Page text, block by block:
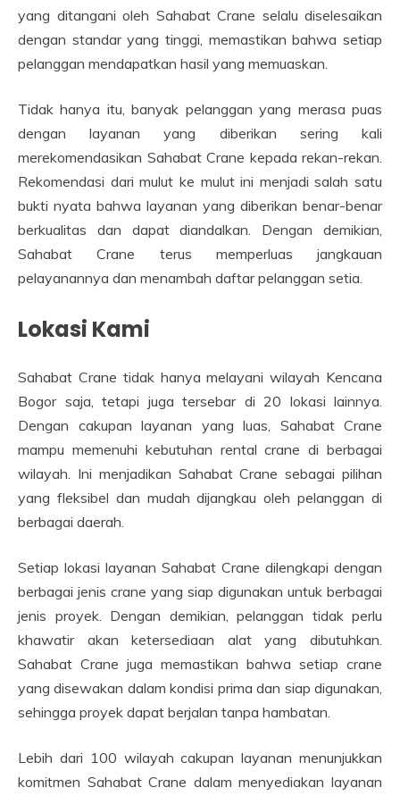
yang ditangani oleh Sahabat Crane selalu diselesaikan
dengan standar yang tinggi, memastikan bahwa setiap
pelanggan mendapatkan hasil yang memuaskan.
Tidak hanya itu, banyak pelanggan yang merasa puas
dengan layanan yang diberikan sering kali
merekomendasikan Sahabat Crane kepada rekan-rekan.
Rekomendasi dari mulut ke mulut ini menjadi salah satu
bukti nyata bahwa layanan yang diberikan benar-benar
berkualitas dan dapat diandalkan. Dengan demikian,
Sahabat Crane terus memperluas jangkauan
pelayanannya dan menambah daftar pelanggan setia.
Lokasi Kami
Sahabat Crane tidak hanya melayani wilayah Kencana
Bogor saja, tetapi juga tersebar di 20 lokasi lainnya.
Dengan cakupan layanan yang luas, Sahabat Crane
mampu memenuhi kebutuhan rental crane di berbagai
wilayah. Ini menjadikan Sahabat Crane sebagai pilihan
yang fleksibel dan mudah dijangkau oleh pelanggan di
berbagai daerah.
Setiap lokasi layanan Sahabat Crane dilengkapi dengan
berbagai jenis crane yang siap digunakan untuk berbagai
jenis proyek. Dengan demikian, pelanggan tidak perlu
khawatir akan ketersediaan alat yang dibutuhkan.
Sahabat Crane juga memastikan bahwa setiap crane
yang disewakan dalam kondisi prima dan siap digunakan,
sehingga proyek dapat berjalan tanpa hambatan.
Lebih dari 100 wilayah cakupan layanan menunjukkan
komitmen Sahabat Crane dalam menyediakan layanan